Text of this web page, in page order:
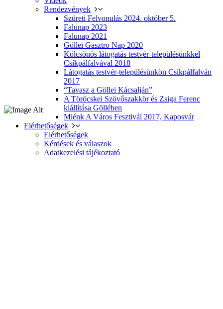
Rendezvények
Szüreti Felvonulás 2024. október 5.
Falunap 2023
Falunap 2021
Göllei Gasztro Nap 2020
Kölcsönös látogatás testvér-településünkkel
Csíkpálfalvával 2018
Látogatás testvér-településünkön Csíkpálfalván
2017
“Tavasz a Göllei Kácsalján”
A Töröcskei Szövőszakkör és Zsiga Ferenc
kiállítása Göllében
Miénk A Város Fesztivál 2017, Kaposvár
Elérhetőségek
Elérhetőségek
Kérdések és válaszok
Adatkezelési tájékoztató